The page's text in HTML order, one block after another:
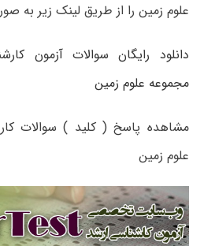
علوم زمین را از طریق لینک زیر به
مجموعه علوم زمین
علوم زمین